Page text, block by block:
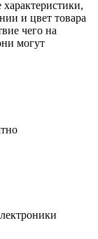
и цвет товара
чего на
могут